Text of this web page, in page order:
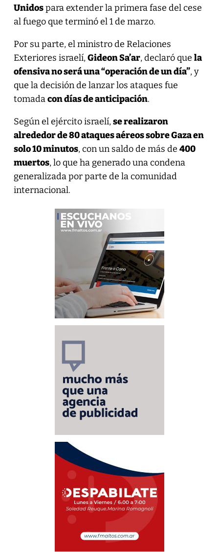
Unidospara extender la primera fase del cese
al fuego que terminó el 1 de marzo.
Por su parte, el ministro de Relaciones
Exteriores israelí,Gideon Sa’ar, declaró que la
ofensiva no será una “operación de un día”, y
que la decisión de lanzar los ataques fue
tomadacon días de anticipación.
Según el ejército israelí,se realizaron
alrededor de 80 ataques aéreos sobre Gaza en
solo 10 minutos, con un saldo de más de 400
muertos, lo que ha generado una condena
generalizada por parte de la comunidad
internacional.